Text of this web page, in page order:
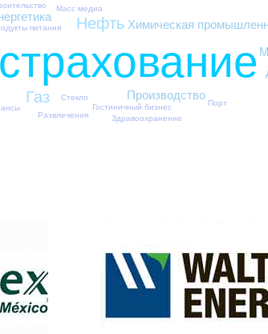
Нефть
Газ Производство
Химическая
питания
Гостиничный бизнес
Масс медиа
Развлечения
Стекло
Здравоохранение
Порт